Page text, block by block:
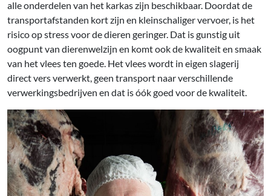
alle onderdelen van het karkas zijn beschikbaar. Doordat de
transportafstanden kort zijn en kleinschaliger vervoer, is het
risico op stress voor de dieren geringer. Dat is gunstig uit
oogpunt van dierenwelzijn en komt ook de kwaliteit en smaak
van het vlees ten goede. Het vlees wordt in eigen slagerij
direct vers verwerkt, geen transport naar verschillende
verwerkingsbedrijven en dat is óók goed voor de kwaliteit.